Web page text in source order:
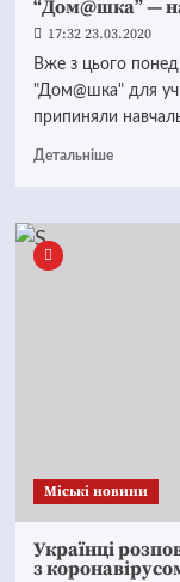
“Дом@шка” —
17:32 23.03.2020
Вже з цього
"Дом@шка" для
припиняли
Детальніше
Mіські новини
Українці
з